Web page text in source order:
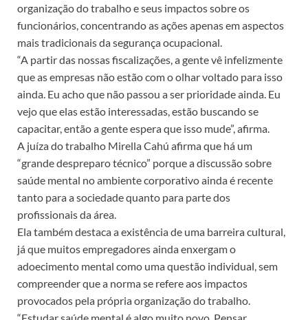
organização do trabalho e seus impactos sobre os
funcionários, concentrando as ações apenas em aspectos
mais tradicionais da segurança ocupacional.
“A partir das nossas fiscalizações, a gente vê infelizmente
que as empresas não estão com o olhar voltado para isso
ainda. Eu acho que não passou a ser prioridade ainda. Eu
vejo que elas estão interessadas, estão buscando se
capacitar, então a gente espera que isso mude”, afirma.
A juíza do trabalho Mirella Cahú afirma que há um
“grande despreparo técnico” porque a discussão sobre
saúde mental no ambiente corporativo ainda é recente
tanto para a sociedade quanto para parte dos
profissionais da área.
Ela também destaca a existência de uma barreira cultural,
já que muitos empregadores ainda enxergam o
adoecimento mental como uma questão individual, sem
compreender que a norma se refere aos impactos
provocados pela própria organização do trabalho.